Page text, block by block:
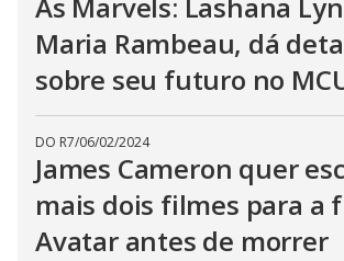
Maria Rambeau, dá
sobre seu futuro no
DO R7/06/02/2024
James Cameron quer
mais dois filmes para a
Avatar antes de morrer